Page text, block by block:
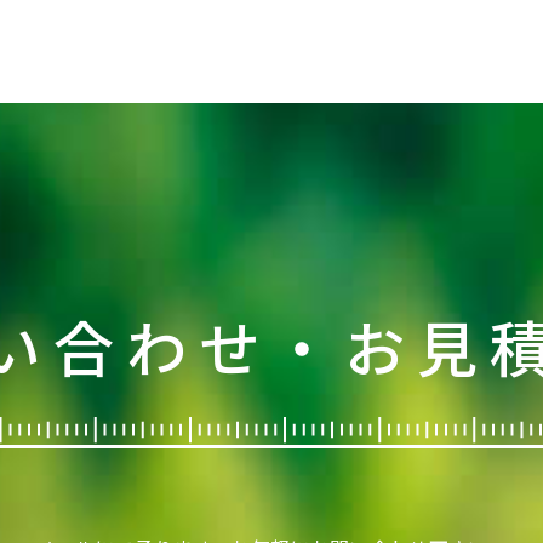
合わせ・お見